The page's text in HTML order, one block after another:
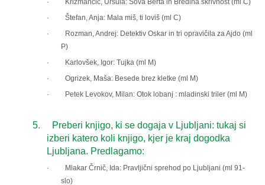
·
Križmančič, Uršula: Sova Berta in Bredina skrivnost (ml C)
· Štefan, Anja: Mala miš, ti loviš (ml C)
·
Rozman, Andrej: Detektiv Oskar in tri opravičila za Ajdo (ml
P)
·
Karlovšek, Igor: Tujka (ml M)
· Ogrizek, Maša: Besede brez kletke (ml M)
·
Petek Levokov, Milan: Otok lobanj : mladinski triler (ml M)
5.
Preberi knjigo, ki se dogaja v Ljubljani: tukaj si
izberi katero koli knjigo, kjer je kraj dogodka
Ljubljana. Predlagamo:
·
Mlakar Črnič, Ida: Pravljični sprehod po Ljubljani (ml 91-
slo)